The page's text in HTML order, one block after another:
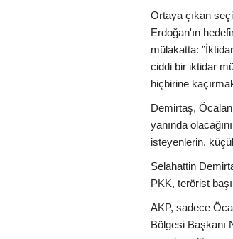
Ortaya çıkan
Erdoğan'ın
mülakatta:
ciddi bir iktidar
hiçbirine
Demirtaş,
yanında
isteyenlerin,
Selahattin
PKK, terörist
AKP, sadece
Bölgesi Başkanı